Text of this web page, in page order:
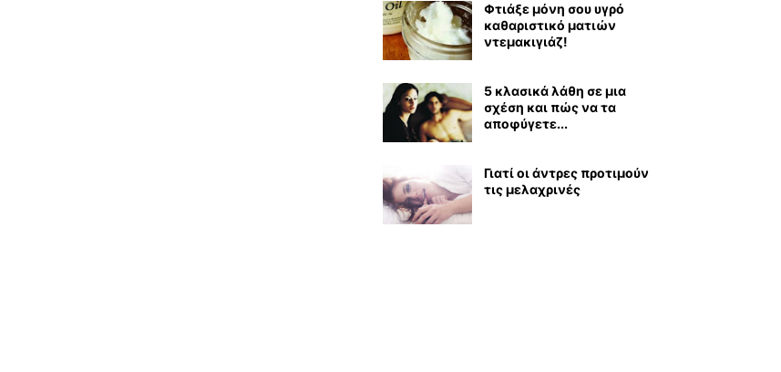
Φτιάξε μόνη σου υγρό
καθαριστικό ματιών
ντεμακιγιάζ!
5 κλασικά λάθη σε μια
σχέση και πώς να τα
αποφύγετε...
Γιατί οι άντρες προτιμούν
τις μελαχρινές